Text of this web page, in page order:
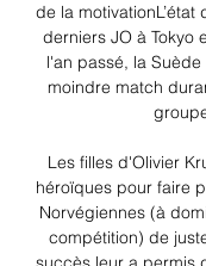
de la
derniers JO à Tokyo
l'an passé, la
moindre match
Les filles d'Olivier
héroïques pour faire
Norvégiennes (à
compétition) de